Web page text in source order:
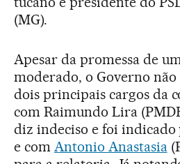
(MG).
Apesar da promessa de
moderado, o Governo
dois principais cargos da
com Raimundo Lira
diz indeciso e foi indicado
e com Antonio Anastasia